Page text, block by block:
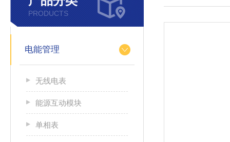
PRODUCTS
电能管理
无线电表
能源互动模块
单相表